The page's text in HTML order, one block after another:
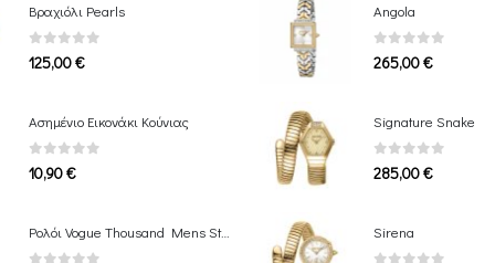
Βραχιόλι Pearls
0out of 5
125,00€
Ασημένιο Εικονάκι Κούνιας
0out of 5
10,90€
Ρολόι Vogue Thousand Mens Stainless Bracelet
Angola
0 out of 5
265,00€
Signature Snake
0out of 5
285,00€
Sirena